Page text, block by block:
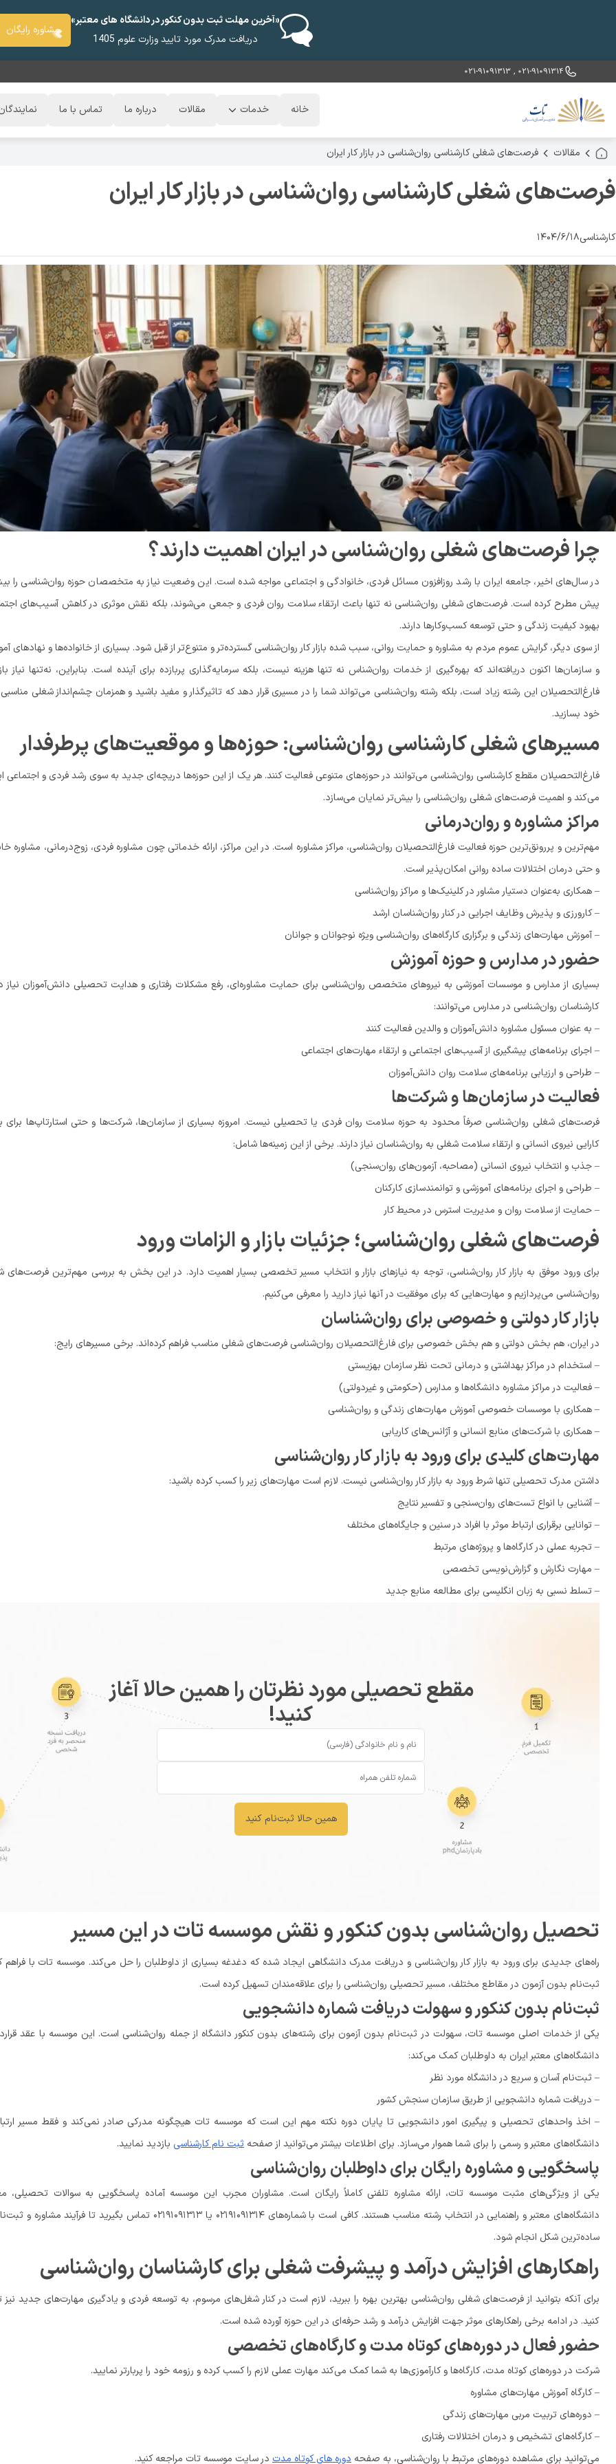
«آخرین مهلت ثبت بدون کنکور در دانشگاه های معتبر»
دریافت مدرک مورد تایید وزارت علوم 1405
مشاوره رایگان
021-91091314
,
021-91091313
خانه خدمات مقالات درباره ما تماس با ما
مقالات فرصت‌های شغلی کارشناسی روان‌شناسی در بازار کار ایران
فرصت‌های شغلی کارشناسی روان‌شناسی در بازار کار ایران
کارشناسی۱۴۰۴/۶/۱۸
چرا فرصت‌های شغلی روان‌شناسی در ایران اهمیت دارند؟
در سال‌های اخیر، جامعه ایران با رشد روزافزون مسائل فردی، خانوادگی و اجتماعی مواجه شده است. این وضعیت نیاز به متخصصان حوزه روان‌شناسی را
پیش مطرح کرده است. فرصت‌های شغلی روان‌شناسی نه تنها باعث ارتقاء سلامت روان فردی و جمعی می‌شوند، بلکه نقش موثری در کاهش آسیب‌های
بهبود کیفیت زندگی و حتی توسعه کسب‌وکارها دارند.
از سوی دیگر، گرایش عموم مردم به مشاوره و حمایت روانی، سبب شده بازار کار روان‌شناسی گسترده‌تر و متنوع‌تر از قبل شود. بسیاری از خانواده‌ها و نهادهای
و سازمان‌ها اکنون دریافته‌اند که بهره‌گیری از خدمات روان‌شناس نه تنها هزینه نیست، بلکه سرمایه‌گذاری پربازده برای آینده است. بنابراین، نه‌تنها نیاز
فارغ‌التحصیلان این رشته زیاد است، بلکه رشته روان‌شناسی می‌تواند شما را در مسیری قرار دهد که تاثیرگذار و مفید باشید و همزمان چشم‌انداز شغلی مناسبی
خود بسازید.
مسیرهای شغلی کارشناسی روان‌شناسی: حوزه‌ها و موقعیت‌های پرطرفدار
فارغ‌التحصیلان مقطع کارشناسی روان‌شناسی می‌توانند در حوزه‌های متنوعی فعالیت کنند. هر یک از این حوزه‌ها دریچه‌ای جدید به سوی رشد فردی و اجتماعی
می‌کند و اهمیت فرصت‌های شغلی روان‌شناسی را بیش‌تر نمایان می‌سازد.
مراکز مشاوره و روان‌درمانی
مهم‌ترین و پررونق‌ترین حوزه فعالیت فارغ‌التحصیلان روان‌شناسی، مراکز مشاوره است. در این مراکز، ارائه خدماتی چون مشاوره فردی، زوج‌درمانی، مشاوره
و حتی درمان اختلالات ساده روانی امکان‌پذیر است.
– همکاری به‌عنوان دستیار مشاور در کلینیک‌ها و مراکز روان‌شناسی
– کارورزی و پذیرش وظایف اجرایی در کنار روان‌شناسان ارشد
– آموزش مهارت‌های زندگی و برگزاری کارگاه‌های روان‌شناسی ویژه نوجوانان و جوانان
حضور در مدارس و حوزه آموزش
بسیاری از مدارس و موسسات آموزشی به نیروهای متخصص روان‌شناسی برای حمایت مشاوره‌ای، رفع مشکلات رفتاری و هدایت تحصیلی دانش‌آموزان نیاز
کارشناسان روان‌شناسی در مدارس می‌توانند:
– به عنوان مسئول مشاوره دانش‌آموزان و والدین فعالیت کنند
– اجرای برنامه‌های پیشگیری از آسیب‌های اجتماعی و ارتقاء مهارت‌های اجتماعی
– طراحی و ارزیابی برنامه‌های سلامت روان دانش‌آموزان
فعالیـت در سازمان‌ها و شرکت‌ها
فرصت‌های شغلی روان‌شناسی صرفاً محدود به حوزه سلامت روان فردی یا تحصیلی نیست. امروزه بسیاری از سازمان‌ها، شرکت‌ها و حتی استارتاپ‌ها برای
کارایی نیروی انسانی و ارتقاء سلامت شغلی به روان‌شناسان نیاز دارند. برخی از این زمینه‌ها شامل:
– جذب و انتخاب نیروی انسانی (مصاحبه، آزمون‌های روان‌سنجی)
– طراحی و اجرای برنامه‌های آموزشی و توانمندسازی کارکنان
– حمایت از سلامت روان و مدیریت استرس در محیط کار
فرصت‌های شغلی روان‌شناسی؛ جزئیات بازار و الزامات ورود
برای ورود موفق به بازار کار روان‌شناسی، توجه به نیازهای بازار و انتخاب مسیر تخصصی بسیار اهمیت دارد. در این بخش به بررسی مهم‌ترین فرصت‌های
روان‌شناسی می‌پردازیم و مهارت‌هایی که برای موفقیت در آنها نیاز دارید را معرفی می‌کنیم.
بازار کار دولتی و خصوصی برای روان‌شناسان
در ایران، هم بخش دولتی و هم بخش خصوصی برای فارغ‌التحصیلان روان‌شناسی فرصت‌های شغلی مناسب فراهم کرده‌اند. برخی مسیرهای رایج:
– استخدام در مراکز بهداشتی و درمانی تحت نظر سازمان بهزیستی
– فعالیت در مراکز مشاوره دانشگاه‌ها و مدارس (حکومتی و غیردولتی)
– همکاری با موسسات خصوصی آموزش مهارت‌های زندگی و روان‌شناسی
– همکاری با شرکت‌های منابع انسانی و آژانس‌های کاریابی
مهارت‌های کلیدی برای ورود به بازار کار روان‌شناسی
داشتن مدرک تحصیلی تنها شرط ورود به بازار کار روان‌شناسی نیست. لازم است مهارت‌های زیر را کسب کرده باشید:
– آشنایی با انواع تست‌های روان‌سنجی و تفسیر نتایج
– توانایی برقراری ارتباط موثر با افراد در سنین و جایگاه‌های مختلف
– تجربه عملی در کارگاه‌ها و پروژه‌های مرتبط
– مهارت نگارش و گزارش‌نویسی تخصصی
– تسلط نسبی به زبان انگلیسی برای مطالعه منابع جدید
مقطع تحصیلی مورد نظرتان را همین حالا آغاز
کنید!
همین حالا ثبت‌نام کنید
تحصیل روان‌شناسی بدون کنکور و نقش موسسه تات در این مسیر
راه‌های جدیدی برای ورود به بازار کار روان‌شناسی و دریافت مدرک دانشگاهی ایجاد شده که دغدغه بسیاری از داوطلبان را حل می‌کند. موسسه تات با فراهم
ثبت‌نام بدون آزمون در مقاطع مختلف، مسیر تحصیلی روان‌شناسی را برای علاقه‌مندان تسهیل کرده است.
ثبت‌نام بدون کنکور و سهولت دریافت شماره دانشجویی
یکی از خدمات اصلی موسسه تات، سهولت در ثبت‌نام بدون آزمون برای رشته‌های بدون کنکور دانشگاه از جمله روان‌شناسی است. این موسسه با عقد
دانشگاه‌های معتبر ایران به داوطلبان کمک می‌کند:
– ثبت‌نام آسان و سریع در دانشگاه مورد نظر
– دریافت شماره دانشجویی از طریق سازمان سنجش کشور
– اخذ واحدهای تحصیلی و پیگیری امور دانشجویی تا پایان دوره نکته مهم این است که موسسه تات هیچگونه مدرکی صادر نمی‌کند و فقط مسیر
دانشگاه‌های معتبر و رسمی را برای شما هموار می‌سازد. برای اطلاعات بیشتر می‌توانید از صفحه ثبت نام کارشناسی بازدید نمایید.
پاسخگویی و مشاوره رایگان برای داوطلبان روان‌شناسی
یکی از ویژگی‌های مثبت موسسه تات، ارائه مشاوره تلفنی کاملاً رایگان است. مشاوران مجرب این موسسه آماده پاسخگویی به سوالات تحصیلی،
دانشگاه‌های معتبر و راهنمایی در انتخاب رشته مناسب هستند. کافی است با شماره‌های ۰۲۱۹۱۰۹۱۳۱۴ یا ۰۲۱۹۱۰۹۱۳۱۳ تماس بگیرید تا فرآیند
ساده‌ترین شکل انجام شود.
راهکارهای افزایش درآمد و پیشرفت شغلی برای کارشناسان روان‌شناسی
برای آنکه بتوانید از فرصت‌های شغلی روان‌شناسی بهترین بهره را ببرید، لازم است در کنار شغل‌های مرسوم، به توسعه فردی و یادگیری مهارت‌های جدید نیز
کنید. در ادامه برخی راهکارهای موثر جهت افزایش درآمد و رشد حرفه‌ای در این حوزه آورده شده است.
حضور فعال در دوره‌های کوتاه مدت و کارگاه‌های تخصصی
شرکت در دوره‌های کوتاه مدت، کارگاه‌ها و کارآموزی‌ها به شما کمک می‌کند مهارت عملی لازم را کسب کرده و رزومه خود را پربارتر نمایید.
– کارگاه آموزش مهارت‌های مشاوره
– دوره‌های تربیت مربی مهارت‌های زندگی
– کارگاه‌های تشخیص و درمان اختلالات رفتاری
می‌توانید برای مشاهده دوره‌های مرتبط با روان‌شناسی، به صفحه دوره های کوتاه مدت در سایت موسسه تات مراجعه کنید.